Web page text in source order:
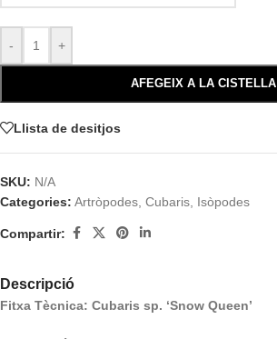
- +
AFEGEIX A LA CISTELLA
Llista de desitjos
SKU: N/A
Categories: Artròpodes Cubaris Isòpodes
Compartir:
Descripció
Fitxa Tècnica: Cubaris sp. ‘Snow Queen’